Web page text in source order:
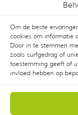
Om de beste
cookies om informatie
Door in te stemmen
zoals surfgedrag of
toestemming geeft of
invloed hebben op
Rookproef
3 december 2014